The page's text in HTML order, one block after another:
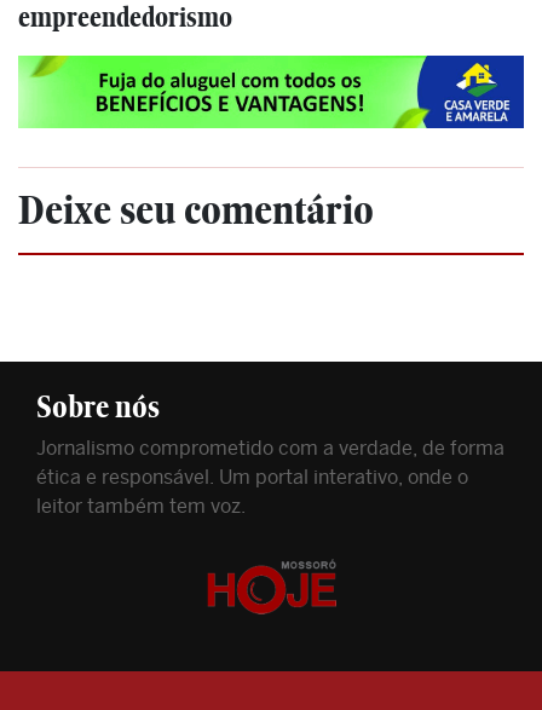
empreendedorismo
Deixe seu comentário
Sobre nós
Jornalismo comprometido com a verdade, de forma
ética e responsável. Um portal interativo, onde o
leitor também tem voz.